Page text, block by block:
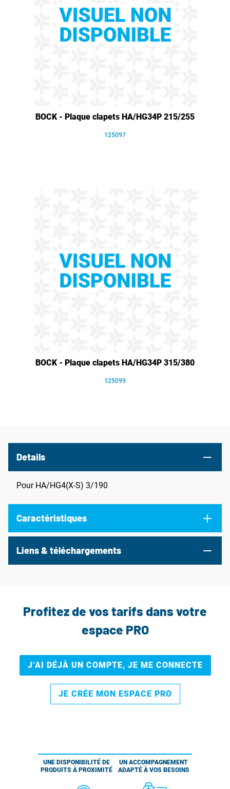
BOCK - Plaque clapets HA/HG34P 215/255
125097
BOCK - Plaque clapets HA/HG34P 315/380
125099
Details
Pour HA/HG4(X-S) 3/190
Caractéristiques
Liens & téléchargements
Profitez de vos tarifs dans votre
espace PRO
J’AI DÉJÀ UN COMPTE, JE ME CONNECTE
JE CRÉE MON ESPACE PRO
UNE DISPONIBILITÉ DE
PRODUITS À PROXIMITÉ
UN ACCOMPAGNEMENT
ADAPTÉ À VOS BESOINS